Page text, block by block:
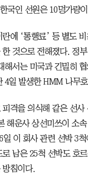
국인 선원은 10명가량
에 ‘통행료’ 등 별도
것으로 전해졌다. 정
해서는 미국과 긴밀히
4일 발생한 HMM 나무
격을 의식해 같은 선
해운사 상선미쓰이 소
이 회사 관련 선박 3
남은 25척 선박도 호
방침이다.